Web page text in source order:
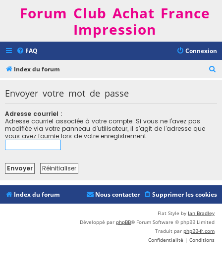
Forum Club Achat France
Impression
FAQ Connexion
Index du forum
r
Envoyer votre mot de passe
Adresse courriel :
Adresse courriel associée à votre compte. Si vous ne l’avez pas
modifiée via votre panneau d’utilisateur, il s’agit de l’adresse que
vous avez fournie lors de votre enregistrement.
Index du forum Supprimer les cookies
Nous contacter
Flat Style by Ian Bradley
Développé par phpBB® Forum Software © phpBB Limited
Traduit par phpBB-fr.com
Confidentialité | Conditions